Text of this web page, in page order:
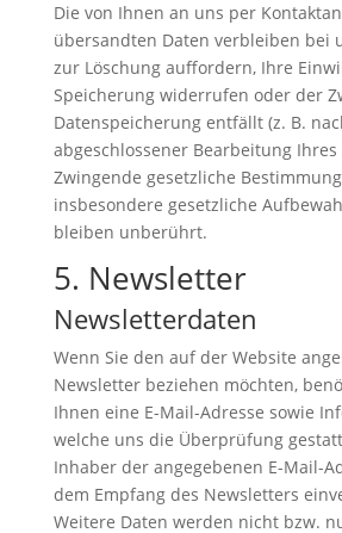
Die von Ihnen an uns per
übersandten Daten verbleiben bei
zur Löschung auffordern, Ihre
Speicherung widerrufen oder der
Datenspeicherung entfällt (z. B.
abgeschlossener Bearbeitung Ihres
Zwingende gesetzliche
insbesondere gesetzliche
bleiben unberührt.
5. Newsletter
Newsletter­daten
Wenn Sie den auf der Website
Newsletter beziehen möchten,
Ihnen eine E-Mail-Adresse sowie
welche uns die Überprüfung
Inhaber der angegebenen E-Mail-
dem Empfang des Newsletters
Weitere Daten werden nicht bzw.